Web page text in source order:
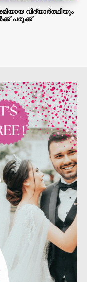
വിദ്യാർത്ഥിയും
പരുക്ക്